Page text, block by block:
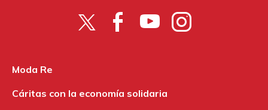
Moda Re
Cáritas con la economía solidaria